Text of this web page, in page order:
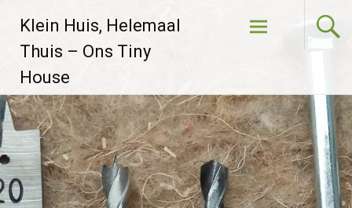
Klein Huis, Helemaal
Thuis – Ons Tiny
House
Skip to
content